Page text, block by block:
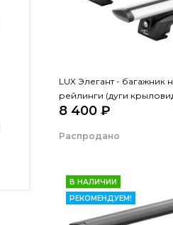
LUX Элегант - багажник
рейлинги (дуги
серые, 1,3м)
8 400 ₽
Распродано
В НАЛИЧИИ
РЕКОМЕНДУЕМ!